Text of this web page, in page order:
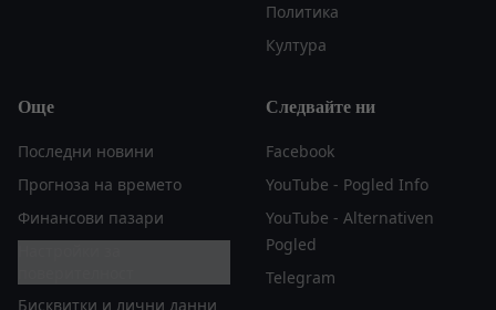
Политика
Култура
Още
Последни новини
Прогноза на времето
Финансови пазари
Бисквитки и лични данни
Следвайте ни
Facebook
YouTube - Pogled Info
YouTube - Alternativen
Pogled
Telegram